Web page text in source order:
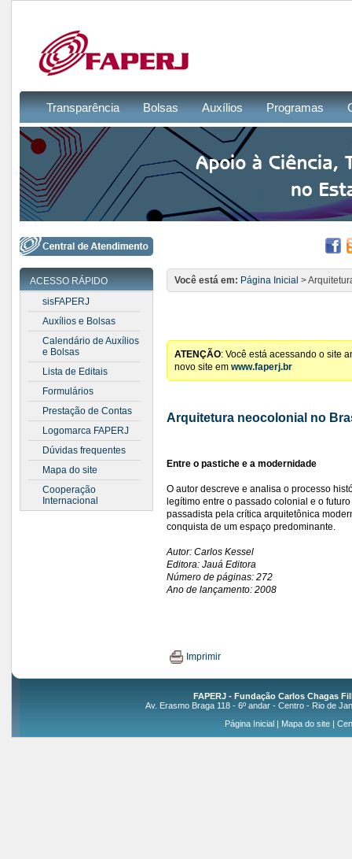
Transparência Bolsas Auxílios Programas
ACESSO RÁPIDO
sisFAPERJ
Auxílios e Bolsas
Calendário de Auxílios
e Bolsas
Lista de Editais
Formulários
Prestação de Contas
Logomarca FAPERJ
Dúvidas frequentes
Mapa do site
Cooperação
Internacional
Você está em: Página Inicial >
ATENÇÃO: Você está acessando o site
novo site em www.faperj.br
Arquitetura neocolonial no
Entre o pastiche e a modernidade
O autor descreve e analisa o processo
legítimo entre o passado colonial e o futuro
passadista pela crítica arquitetônica
conquista de um espaço predominante.
Autor: Carlos Kessel
Editora: Jauá Editora
Número de páginas: 272
Ano de lançamento: 2008
Imprimir
FAPERJ - Fundação Carlos Chagas
Av. Erasmo Braga 118 - 6º andar - Centro - Rio de
Página Inicial| Mapa do site|